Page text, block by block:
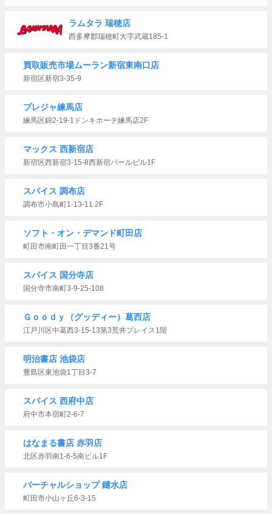
ラムタラ 瑞穂店
西多摩郡瑞穂町大字武蔵185-1
買取販売市場ムーラン新宿東南口店
新宿区新宿3-35-9
プレジャ練馬店
練馬区錦2-19-1ドンキホーテ練馬店2F
マックス 西新宿店
新宿区西新宿3-15-8西新宿パールビル1F
スパイス 調布店
調布市小島町1-13-11 2F
ソフト・オン・デマンド町田店
町田市南町田一丁目3番21号
スパイス 国分寺店
国分寺市南町3-9-25-108
Ｇｏｏｄｙ（グッディー）葛西店
江戸川区中葛西3-15-13第3荒井プレイス1階
明治書店 池袋店
豊島区東池袋1丁目3-7
スパイス 西府中店
府中市本宿町2-6-7
はなまる書店 赤羽店
北区赤羽南1-6-5南ビル1F
バーチャルショップ 鑓水店
町田市小山ヶ丘6-3-15